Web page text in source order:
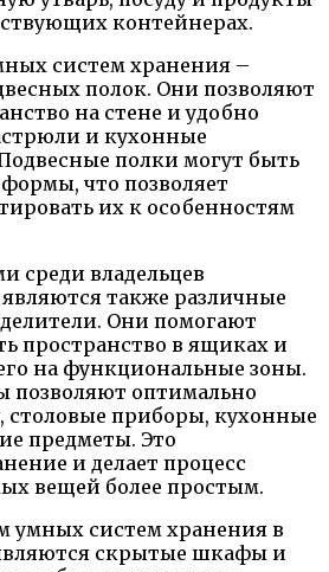
контейнерах.
систем хранения –
полок. Они позволяют
на стене и удобно
и кухонные
полки могут быть
что позволяет
их к особенностям
среди владельцев
также различные
Они помогают
пространство в ящиках и
на функциональные зоны.
позволяют оптимально
столовые приборы, кухонные
предметы. Это
и делает процесс
вещей более простым.
умных систем хранения в
скрытые шкафы и